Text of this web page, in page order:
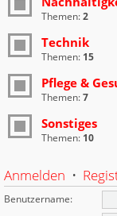
Themen:2
Technik
Themen: 15
Pflege &
Themen:7
Sonstiges
Themen: 10
Anmelden •
Benutzername: